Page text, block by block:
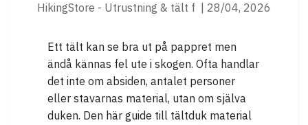
HikingStore - Utrustning & tält f 28/04, 2026
Ett tält kan se bra ut på pappret men
ändå kännas fel ute i skogen. Ofta handlar
det inte om absiden, antalet personer
eller stavarnas material, utan om själva
duken. Den här guide till tältduk material